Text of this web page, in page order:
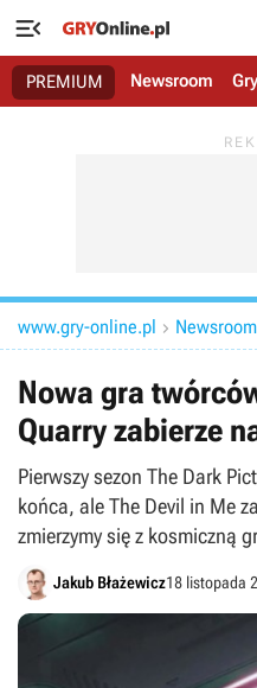

PREMIUM Newsroom Gry
www.gry-online.pl  Newsroom
Nowa gra
Quarry zabierze
Pierwszy sezon The Dark
końca, ale The Devil in Me
zmierzymy się z kosmiczną
Jakub Błażewicz18 listopada